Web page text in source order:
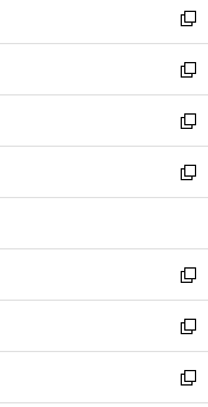
く
で
開
く
ド
ウ
で
開
く
ィ
ン
ド
ウ
で
開
く
い
ウ
ィ
ン
ド
ウ
で
開
新
し
い
ウ
ィ
ン
ド
ウ
開
く
新
し
い
ウ
ィ
ン
ウ
で
開
く
新
し
い
ウ
ン
ド
ウ
で
開
く
新
し
ウ
ィ
ン
ド
ウ
で
開
新
し
い
ウ
ィ
新
し
い
新